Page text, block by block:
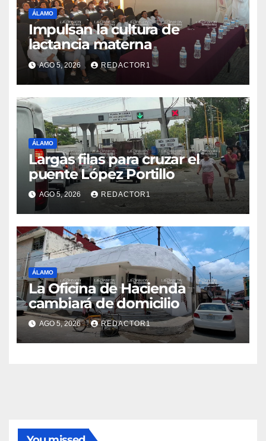
ÁLAMO
Impulsan la cultura de
lactancia materna
AGO 5, 2026 REDACTOR1
ÁLAMO
Largas filas para cruzar el
puente López Portillo
AGO 5, 2026 REDACTOR1
ÁLAMO
La Oficina de Hacienda
cambiará de domicilio
AGO 5, 2026 REDACTOR1